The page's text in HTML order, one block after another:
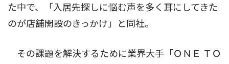
た中で、「入居先探しに悩む声を多く耳にしてきた
のが店舗開設のきっかけ」と同社。
その課題を解決するために業界大手「ＯＮＥ ＴＯ